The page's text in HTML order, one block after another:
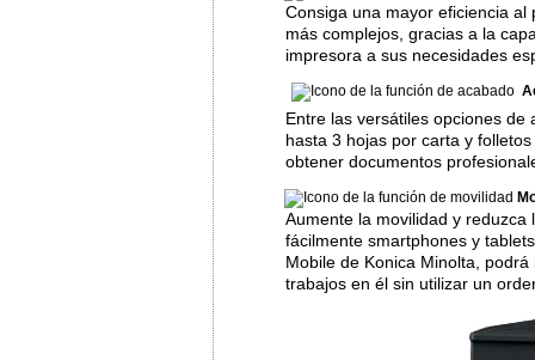
Consiga una mayor eficiencia
más complejos, gracias a la
impresora a sus necesidades
Entre las versátiles opciones
hasta 3 hojas por carta y
obtener documentos
Aumente la movilidad y
fácilmente smartphones y
Mobile de Konica Minolta,
trabajos en él sin utilizar un